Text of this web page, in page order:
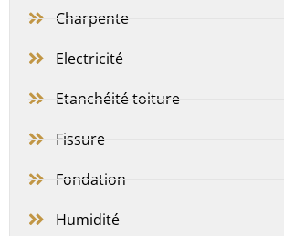
Charpente
Electricité
Etanchéité toiture
Fissure
Fondation
Humidité